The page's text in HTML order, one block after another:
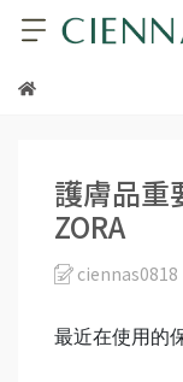
護膚品重
ZORA
ciennas0818
最近在使用的